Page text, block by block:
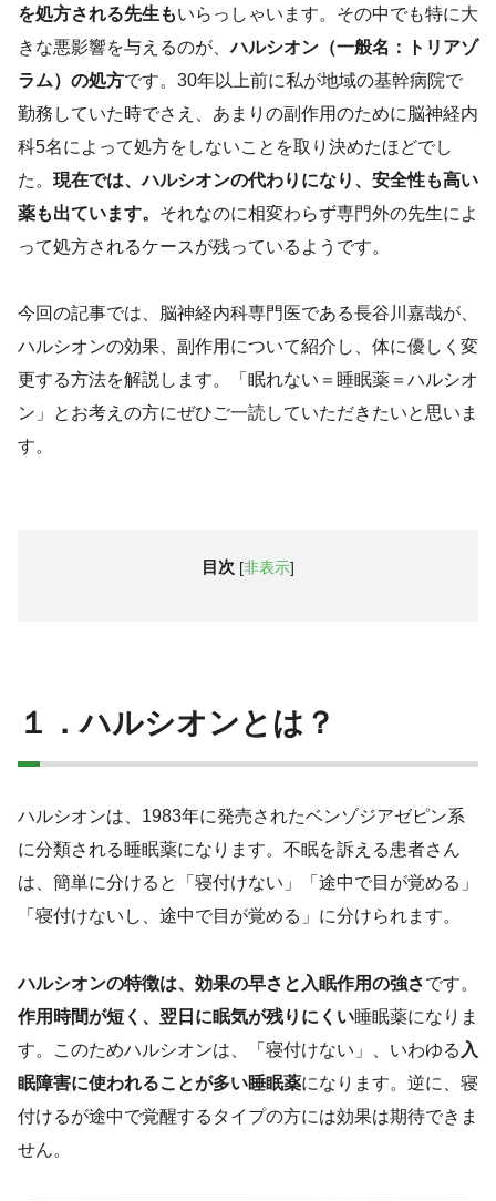
を処方される先生もいらっしゃいます。その中でも特に大
きな悪影響を与えるのが、ハルシオン（一般名：トリアゾ
ラム）の処方です。30年以上前に私が地域の基幹病院で
勤務していた時でさえ、あまりの副作用のために脳神経内
科5名によって処方をしないことを取り決めたほどでし
た。 現在では、ハルシオンの代わりになり、安全性も高い
薬も出ています。 それなのに相変わらず専門外の先生によ
って処方されるケースが残っているようです。
今回の記事では、脳神経内科専門医である長谷川嘉哉が、
ハルシオンの効果、副作用について紹介し、体に優しく変
更する方法を解説します。「眠れない＝睡眠薬＝ハルシオ
ン」とお考えの方にぜひご一読していただきたいと思いま
す。
目次 [非表示]
１．ハルシオンとは？
ハルシオンは、1983年に発売されたベンゾジアゼピン系
に分類される睡眠薬になります。不眠を訴える患者さん
は、簡単に分けると「寝付けない」「途中で目が覚める」
「寝付けないし、途中で目が覚める」に分けられます。
ハルシオンの特徴は、効果の早さと入眠作用の強さです。
作用時間が短く、翌日に眠気が残りにくい睡眠薬になりま
す。このためハルシオンは、「寝付けない」、いわゆる 入
眠障害に使われることが多い睡眠薬になります。逆に、寝
付けるが途中で覚醒するタイプの方には効果は期待できま
せん。